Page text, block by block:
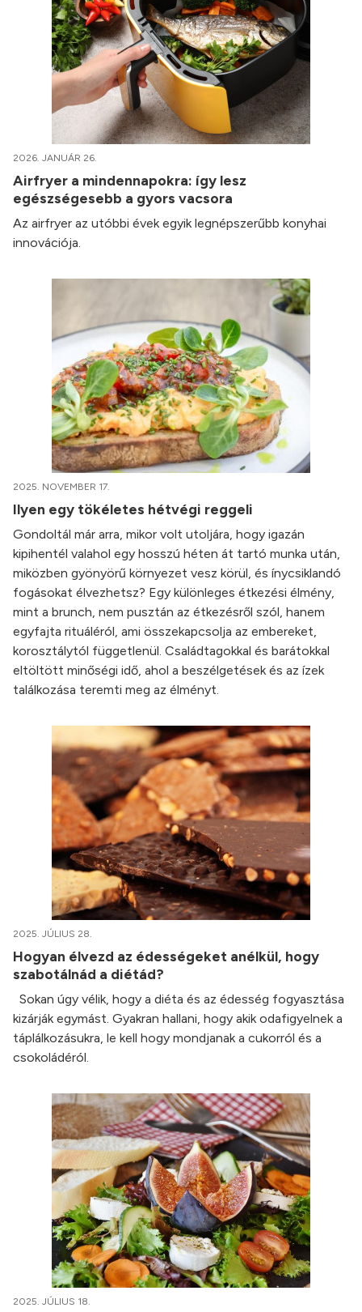
2026. JANUÁR 26.
Airfryer a mindennapokra: így lesz
egészségesebb a gyors vacsora
Az airfryer az utóbbi évek egyik legnépszerűbb konyhai
innovációja.
2025. NOVEMBER 17.
Ilyen egy tökéletes hétvégi reggeli
Gondoltál már arra, mikor volt utoljára, hogy igazán
kipihentél valahol egy hosszú héten át tartó munka után,
miközben gyönyörű környezet vesz körül, és ínycsiklandó
fogásokat élvezhetsz? Egy különleges étkezési élmény,
mint a brunch, nem pusztán az étkezésről szól, hanem
egyfajta rituáléról, ami összekapcsolja az embereket,
korosztálytól függetlenül. Családtagokkal és barátokkal
eltöltött minőségi idő, ahol a beszélgetések és az ízek
találkozása teremti meg az élményt.
2025. JÚLIUS 28.
Hogyan élvezd az édességeket anélkül, hogy
szabotálnád a diétád?
Sokan úgy vélik, hogy a diéta és az édesség fogyasztása
kizárják egymást. Gyakran hallani, hogy akik odafigyelnek a
táplálkozásukra, le kell hogy mondjanak a cukorról és a
csokoládéról.
2025. JÚLIUS 18.